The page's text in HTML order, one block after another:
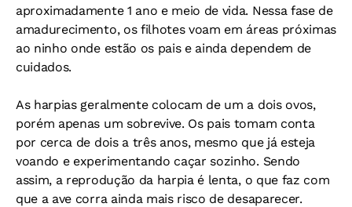
aproximadamente 1 ano e meio de vida. Nessa fase de
amadurecimento, os filhotes voam em áreas próximas
ao ninho onde estão os pais e ainda dependem de
cuidados.
As harpias geralmente colocam de um a dois ovos,
porém apenas um sobrevive. Os pais tomam conta
por cerca de dois a três anos, mesmo que já esteja
voando e experimentando caçar sozinho. Sendo
assim, a reprodução da harpia é lenta, o que faz com
que a ave corra ainda mais risco de desaparecer.